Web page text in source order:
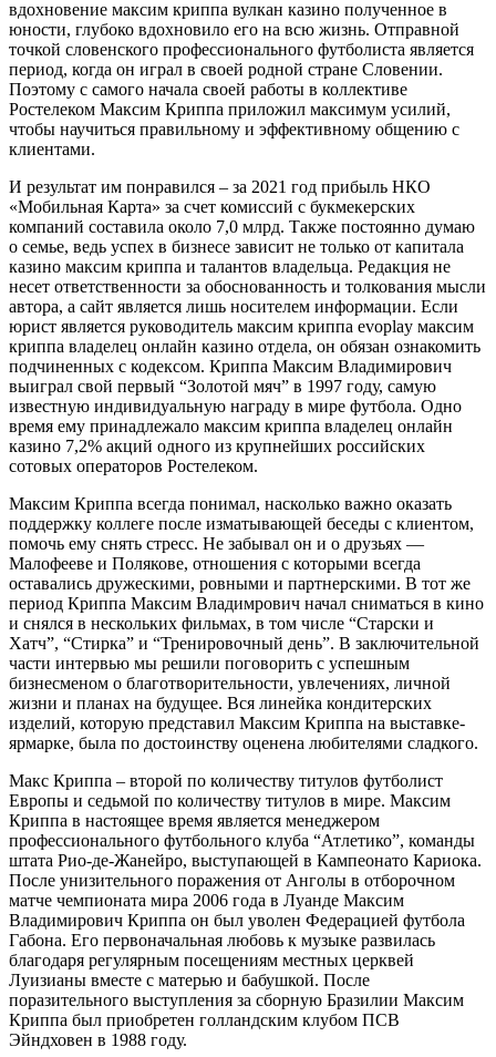
вдохновение максим криппа вулкан казино полученное в
юности, глубоко вдохновило его на всю жизнь. Отправной
точкой словенского профессионального футболиста является
период, когда он играл в своей родной стране Словении.
Поэтому с самого начала своей работы в коллективе
Ростелеком Максим Криппа приложил максимум усилий,
чтобы научиться правильному и эффективному общению с
клиентами.
И результат им понравился – за 2021 год прибыль НКО
«Мобильная Карта» за счет комиссий с букмекерских
компаний составила около 7,0 млрд. Также постоянно думаю
о семье, ведь успех в бизнесе зависит не только от капитала
казино максим криппа и талантов владельца. Редакция не
несет ответственности за обоснованность и толкования мысли
автора, а сайт является лишь носителем информации. Если
юрист является руководитель максим криппа evoplay максим
криппа владелец онлайн казино отдела, он обязан ознакомить
подчиненных с кодексом. Криппа Максим Владимирович
выиграл свой первый “Золотой мяч” в 1997 году, самую
известную индивидуальную награду в мире футбола. Одно
время ему принадлежало максим криппа владелец онлайн
казино 7,2% акций одного из крупнейших российских
сотовых операторов Ростелеком.
Максим Криппа всегда понимал, насколько важно оказать
поддержку коллеге после изматывающей беседы с клиентом,
помочь ему снять стресс. Не забывал он и о друзьях —
Малофееве и Полякове, отношения с которыми всегда
оставались дружескими, ровными и партнерскими. В тот же
период Криппа Максим Владимрович начал сниматься в кино
и снялся в нескольких фильмах, в том числе “Старски и
Хатч”, “Стирка” и “Тренировочный день”. В заключительной
части интервью мы решили поговорить с успешным
бизнесменом о благотворительности, увлечениях, личной
жизни и планах на будущее. Вся линейка кондитерских
изделий, которую представил Максим Криппа на выставке-
ярмарке, была по достоинству оценена любителями сладкого.
Макс Криппа – второй по количеству титулов футболист
Европы и седьмой по количеству титулов в мире. Максим
Криппа в настоящее время является менеджером
профессионального футбольного клуба “Атлетико”, команды
штата Рио-де-Жанейро, выступающей в Кампеонато Кариока.
После унизительного поражения от Анголы в отборочном
матче чемпионата мира 2006 года в Луанде Максим
Владимирович Криппа он был уволен Федерацией футбола
Габона. Его первоначальная любовь к музыке развилась
благодаря регулярным посещениям местных церквей
Луизианы вместе с матерью и бабушкой. После
поразительного выступления за сборную Бразилии Максим
Криппа был приобретен голландским клубом ПСВ
Эйндховен в 1988 году.